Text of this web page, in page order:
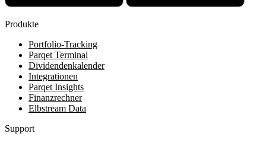
Produkte
Portfolio-Tracking
Parqet Terminal
Dividendenkalender
Integrationen
Parqet Insights
Finanzrechner
Elbstream Data
Support